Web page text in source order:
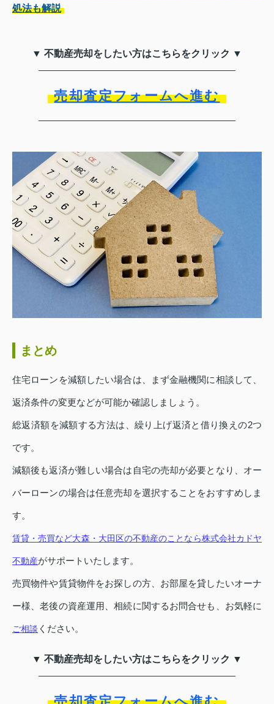
処法も解説
▼ 不動産売却をしたい方はこちらをクリック ▼
売却査定フォームへ進む
まとめ
住宅ローンを減額したい場合は、まず金融機関に相談して、
返済条件の変更などが可能か確認しましょう。
総返済額を減額する方法は、繰り上げ返済と借り換えの2つ
です。
減額後も返済が難しい場合は自宅の売却が必要となり、オー
バーローンの場合は任意売却を選択することをおすすめしま
す。
賃貸・売買など大森・大田区の不動産のことなら株式会社カドヤ
不動産がサポートいたします。
売買物件や賃貸物件をお探しの方、お部屋を貸したいオーナ
ー様、老後の資産運用、相続に関するお問合せも、お気軽に
ご相談 ください。
▼ 不動産売却をしたい方はこちらをクリック ▼